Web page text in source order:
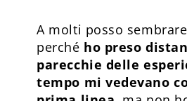
A molti posso
perché ho preso
parecchie delle
tempo mi vedevano